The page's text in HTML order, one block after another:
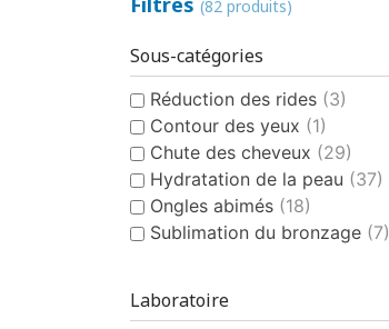
(82 produits)
Sous-catégories
Réduction des rides (3)
Contour des yeux (1)
Chute des cheveux (29)
Hydratation de la peau (37)
Ongles abimés (18)
Sublimation du bronzage (7)
Laboratoire